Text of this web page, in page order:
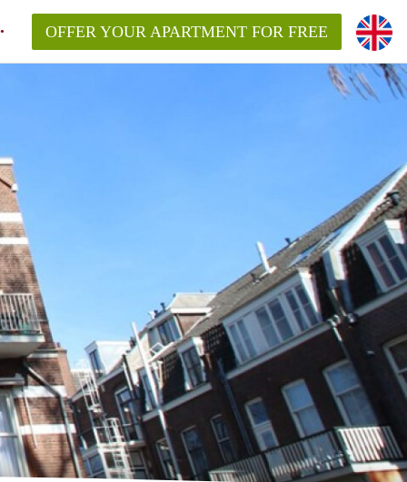
OFFER YOUR APARTMENT FOR FREE